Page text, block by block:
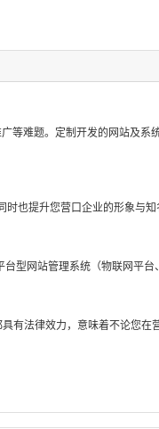
等难题。定制开发的网站及系
也提升您营口企业的形象与知
型网站管理系统（物联网平台
有法律效力，意味着不论您在